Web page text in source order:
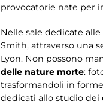
provocatorie nate per
Nelle sale dedicate
Smith, attraverso una
Lyon. Non possono
delle nature morte:
trasformandoli in
dedicati allo studio dei